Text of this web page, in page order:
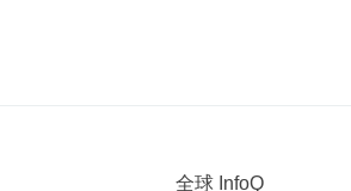
全球 InfoQ